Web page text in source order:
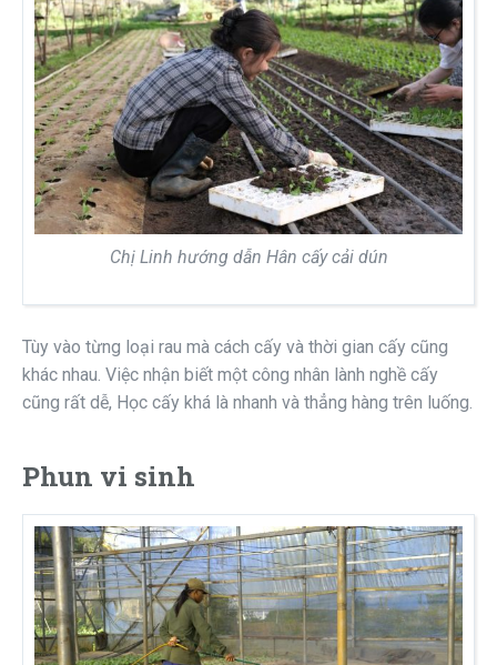
Chị Linh hướng dẫn Hân cấy cải dún
Tùy vào từng loại rau mà cách cấy và thời gian cấy cũng
khác nhau. Việc nhận biết một công nhân lành nghề cấy
cũng rất dễ, Học cấy khá là nhanh và thẳng hàng trên luống.
Phun vi sinh